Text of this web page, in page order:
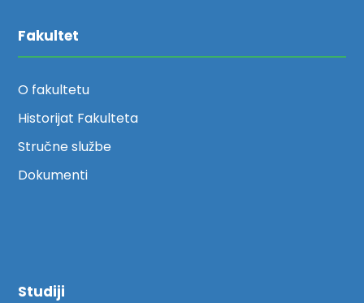
Fakultet
O fakultetu
Historijat Fakulteta
Stručne službe
Dokumenti
Studiji